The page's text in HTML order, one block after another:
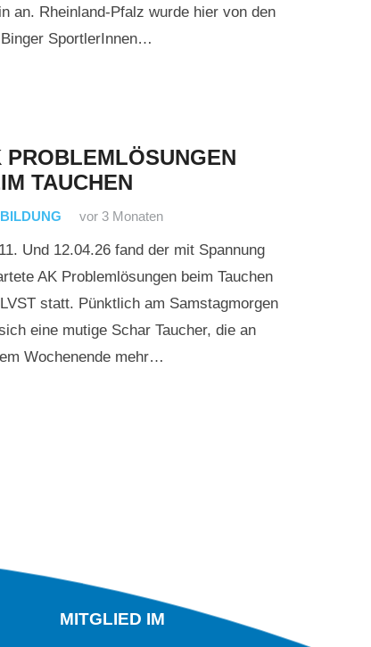
an. Rheinland-Pfalz wurde hier von den
SportlerInnen…
PROBLEMLÖSUNGEN
TAUCHEN
vor 3 Monaten
Und 12.04.26 fand der mit Spannung
AK Problemlösungen beim Tauchen
statt. Pünktlich am Samstagmorgen
eine mutige Schar Taucher, die an
Wochenende mehr…
MITGLIED IM